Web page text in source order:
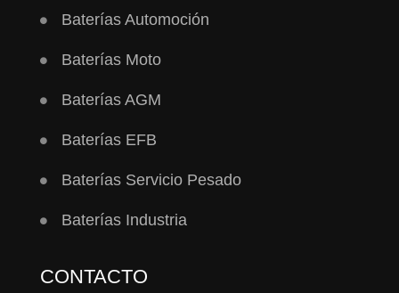
Baterías Automoción
Baterías Moto
Baterías AGM
Baterías EFB
Baterías Servicio Pesado
Baterías Industria
CONTACTO